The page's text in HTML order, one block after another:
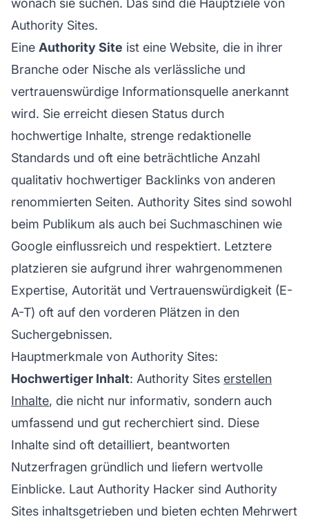
wonach sie suchen. Das sind die Hauptziele von
Authority Sites.
Eine Authority Site ist eine Website, die in ihrer
Branche oder Nische als verlässliche und
vertrauenswürdige Informationsquelle anerkannt
wird. Sie erreicht diesen Status durch
hochwertige Inhalte, strenge redaktionelle
Standards und oft eine beträchtliche Anzahl
qualitativ hochwertiger Backlinks von anderen
renommierten Seiten. Authority Sites sind sowohl
beim Publikum als auch bei Suchmaschinen wie
Google einflussreich und respektiert. Letztere
platzieren sie aufgrund ihrer wahrgenommenen
Expertise, Autorität und Vertrauenswürdigkeit (E-
A-T) oft auf den vorderen Plätzen in den
Suchergebnissen.
Hauptmerkmale von Authority Sites:
Hochwertiger Inhalt: Authority Sites erstellen
Inhalte, die nicht nur informativ, sondern auch
umfassend und gut recherchiert sind. Diese
Inhalte sind oft detailliert, beantworten
Nutzerfragen gründlich und liefern wertvolle
Einblicke. Laut Authority Hacker sind Authority
Sites inhaltsgetrieben und bieten echten Mehrwert